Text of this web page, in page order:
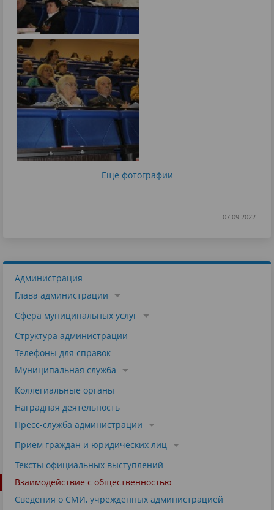
Еще фотографии
07.09.2022
Администрация
Глава администрации
Сфера муниципальных услуг
Структура администрации
Телефоны для справок
Муниципальная служба
Коллегиальные органы
Наградная деятельность
Пресс-служба администрации
Прием граждан и юридических лиц
Тексты официальных выступлений
Взаимодействие с общественностью
Сведения о СМИ, учрежденных администрацией